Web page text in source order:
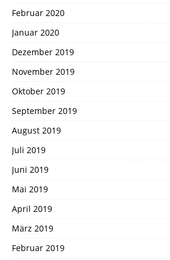
Februar 2020
Januar 2020
Dezember 2019
November 2019
Oktober 2019
September 2019
August 2019
Juli 2019
Juni 2019
Mai 2019
April 2019
März 2019
Februar 2019